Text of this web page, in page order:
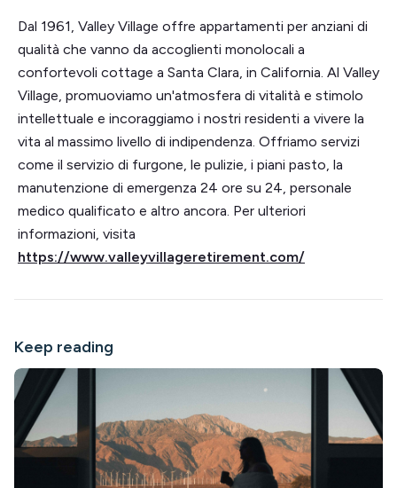
Dal 1961, Valley Village offre appartamenti per anziani di
qualità che vanno da accoglienti monolocali a
confortevoli cottage a Santa Clara, in California. Al Valley
Village, promuoviamo un'atmosfera di vitalità e stimolo
intellettuale e incoraggiamo i nostri residenti a vivere la
vita al massimo livello di indipendenza. Offriamo servizi
come il servizio di furgone, le pulizie, i piani pasto, la
manutenzione di emergenza 24 ore su 24, personale
medico qualificato e altro ancora. Per ulteriori
informazioni, visita
https://www.valleyvillageretirement.com/
Keep reading